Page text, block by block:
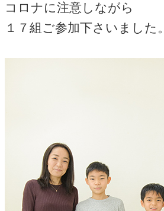
コロナに注意しながら
１７組ご参加下さいました。